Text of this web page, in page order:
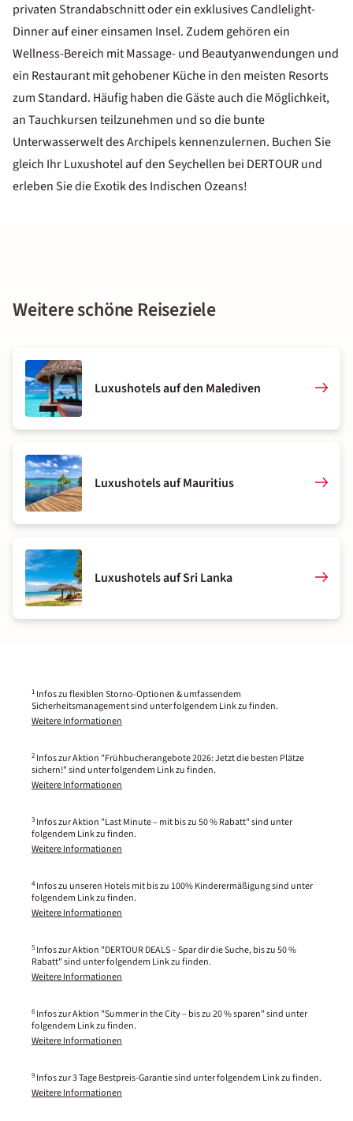
privaten Strandabschnitt oder ein exklusives Candlelight-
Dinner auf einer einsamen Insel. Zudem gehören ein
Wellness-Bereich mit Massage- und Beautyanwendungen und
ein Restaurant mit gehobener Küche in den meisten Resorts
zum Standard. Häufig haben die Gäste auch die Möglichkeit,
an Tauchkursen teilzunehmen und so die bunte
Unterwasserwelt des Archipels kennenzulernen. Buchen Sie
gleich Ihr Luxushotel auf den Seychellen bei DERTOUR und
erleben Sie die Exotik des Indischen Ozeans!
Weitere schöne Reiseziele
Luxushotels auf den Malediven
Luxushotels auf Mauritius
Luxushotels auf Sri Lanka
1 Infos zu flexiblen Storno-Optionen & umfassendem
Sicherheitsmanagement sind unter folgendem Link zu finden.
Weitere Informationen
2 Infos zur Aktion "Frühbucherangebote 2026: Jetzt die besten Plätze
sichern!" sind unter folgendem Link zu finden.
Weitere Informationen
3 Infos zur Aktion "Last Minute – mit bis zu 50 % Rabatt" sind unter
folgendem Link zu finden.
Weitere Informationen
4 Infos zu unseren Hotels mit bis zu 100% Kinderermäßigung sind unter
folgendem Link zu finden.
Weitere Informationen
5 Infos zur Aktion "DERTOUR DEALS – Spar dir die Suche, bis zu 50 %
Rabatt" sind unter folgendem Link zu finden.
Weitere Informationen
6 Infos zur Aktion "Summer in the City – bis zu 20 % sparen" sind unter
folgendem Link zu finden.
Weitere Informationen
9 Infos zur 3 Tage Bestpreis-Garantie sind unter folgendem Link zu finden.
Weitere Informationen